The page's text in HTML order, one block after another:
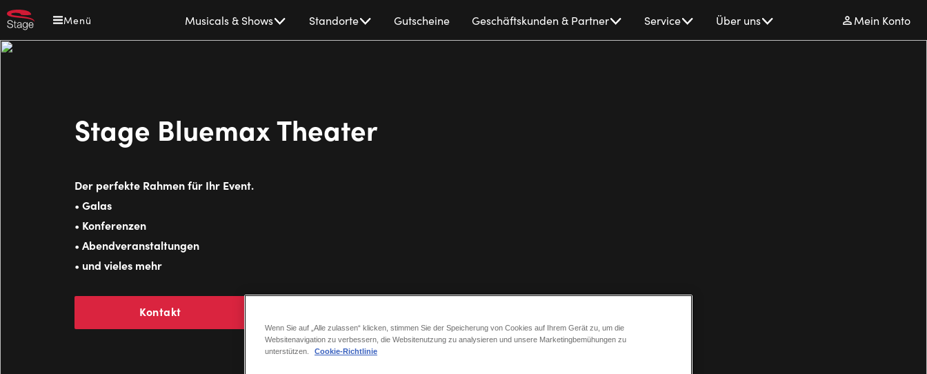
Direkt
zum
Inhalt
Menü
navigation
Musicals & Shows Standorte Gutscheine Geschäftskunden & Partner Service Über uns Mein Konto
Stage Bluemax Theater
Der perfekte Rahmen für Ihr Event.
• Galas
• Konferenzen
• Abendveranstaltungen
• und vieles mehr
Kontakt
Wenn Sie auf „Alle zulassen“ klicken, stimmen Sie der Speicherung von Cookies auf Ihrem Gerät zu, um die
Websitenavigation zu verbessern, die Websitenutzung zu analysieren und unsere Marketingbemühungen zu
unterstützen.
Cookie-Richtlinie